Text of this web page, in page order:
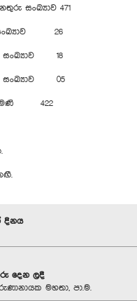
සංඛ්‍යාව 471
26
සංඛ්‍යාව 18
සංඛ්‍යාව 05
පමණි 422
දිනය
දෙන ලදී
මහතා, පා.ම.